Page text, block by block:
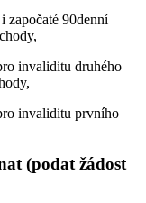
započaté 90denní
invaliditu druhého
invaliditu prvního
(podat žádost